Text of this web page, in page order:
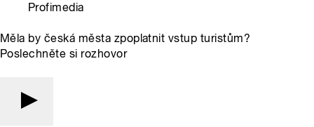
Profimedia
Měla by česká města zpoplatnit vstup turistům?
Poslechněte si rozhovor